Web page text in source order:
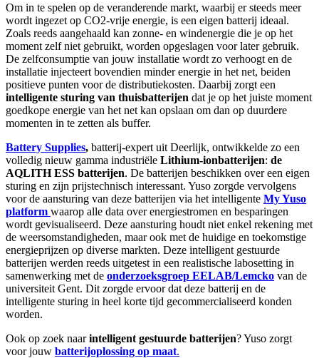
Om in te spelen op de veranderende markt, waarbij er steeds meer
wordt ingezet op CO2-vrije energie, is een eigen batterij ideaal.
Zoals reeds aangehaald kan zonne- en windenergie die je op het
moment zelf niet gebruikt, worden opgeslagen voor later gebruik.
De zelfconsumptie van jouw installatie wordt zo verhoogt en de
installatie injecteert bovendien minder energie in het net, beiden
positieve punten voor de distributiekosten. Daarbij zorgt een
intelligente sturing van thuisbatterijen dat je op het juiste moment
goedkope energie van het net kan opslaan om dan op duurdere
momenten in te zetten als buffer.
Battery Supplies, batterij-expert uit Deerlijk, ontwikkelde zo een
volledig nieuw gamma industriële Lithium-ionbatterijen: de
AQLITH ESS batterijen. De batterijen beschikken over een eigen
sturing en zijn prijstechnisch interessant. Yuso zorgde vervolgens
voor de aansturing van deze batterijen via het intelligente My Yuso
platform waarop alle data over energiestromen en besparingen
wordt gevisualiseerd. Deze aansturing houdt niet enkel rekening met
de weersomstandigheden, maar ook met de huidige en toekomstige
energieprijzen op diverse markten. Deze intelligent gestuurde
batterijen werden reeds uitgetest in een realistische labosetting in
samenwerking met de onderzoeksgroep EELAB/Lemcko van de
universiteit Gent. Dit zorgde ervoor dat deze batterij en de
intelligente sturing in heel korte tijd gecommercialiseerd konden
worden.
Ook op zoek naarintelligent gestuurde batterijen? Yuso zorgt
voor jouw batterijoplossing op maat.